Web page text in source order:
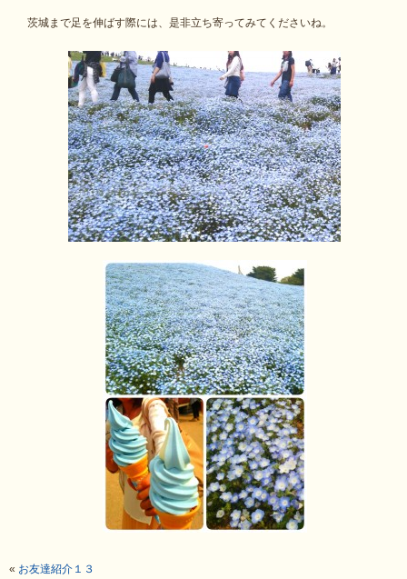
茨城まで足を伸ばす際には、是非立ち寄ってみてくださいね。
« お友達紹介１３